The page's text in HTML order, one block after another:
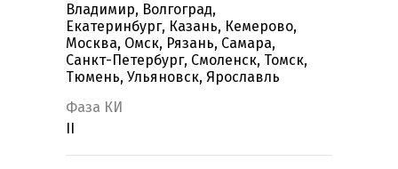
Владимир, Волгоград,
Екатеринбург, Казань, Кемерово,
Москва, Омск, Рязань, Самара,
Санкт-Петербург, Смоленск, Томск,
Тюмень, Ульяновск, Ярославль
Фаза КИ